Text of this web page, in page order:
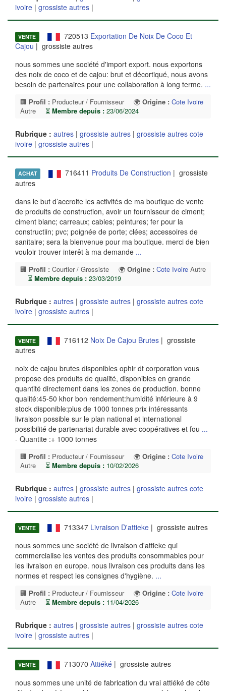
ivoire | grossiste autres |
VENTE 720513 Exportation De Noix De Coco Et
Cajou | grossiste autres
nous sommes une société d'import export. nous exportons
des noix de coco et de cajou: brut et décortiqué, nous avons
besoin de partenaires pour une collaboration à long terme. ...
🏢 Profil : Producteur / Fournisseur 🌍 Origine : Cote Ivoire
Autre
⏳ Membre depuis : 23/06/2024
Rubrique : autres | grossiste autres | grossiste autres cote
ivoire | grossiste autres |
ACHAT 716411 Produits De Construction | grossiste
autres
dans le but d’accroite les activités de ma boutique de vente
de produits de construction, avoir un fournisseur de ciment;
ciment blanc; carreaux; cables; peintures; fer pour la
constructiin; pvc; poignée de porte; clées; accessoires de
sanitaire; sera la bienvenue pour ma boutique. merci de bien
vouloir trouver interêt à ma demande ...
🏢 Profil : Courtier / Grossiste 🌍 Origine : Cote Ivoire Autre
⏳ Membre depuis : 23/03/2019
Rubrique : autres | grossiste autres | grossiste autres cote
ivoire | grossiste autres |
VENTE 716112 Noix De Cajou Brutes| grossiste
autres
noix de cajou brutes disponibles ophir dt corporation vous
propose des produits de qualité, disponibles en grande
quantité directement dans les zones de production. bonne
qualité:45-50 khor bon rendement:humidité inférieure à 9
stock disponible:plus de 1000 tonnes prix intéressants
livraison possible sur le plan national et international
possibilité de partenariat durable avec coopératives et fou ...
- Quantite :+ 1000 tonnes
🏢 Profil : Producteur / Fournisseur 🌍 Origine : Cote Ivoire
Autre
⏳ Membre depuis : 10/02/2026
Rubrique : autres | grossiste autres | grossiste autres cote
ivoire | grossiste autres |
VENTE 713347 Livraison D'attieke| grossiste autres
nous sommes une société de livraison d'attieke qui
commercialise les ventes des produits consommables pour
les livraison en europe. nous livraison ces produits dans les
normes et respect les consignes d'hygiène. ...
🏢 Profil : Producteur / Fournisseur 🌍 Origine : Cote Ivoire
Autre
⏳ Membre depuis : 11/04/2026
Rubrique : autres | grossiste autres | grossiste autres cote
ivoire | grossiste autres |
VENTE 713070 Attiéké| grossiste autres
nous sommes une unité de fabrication du vrai attiéké de côte